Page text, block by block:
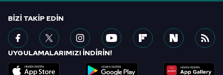
BIZI TAKIP EDIN
UYGULAMALARIMIZI İNDİRİN!